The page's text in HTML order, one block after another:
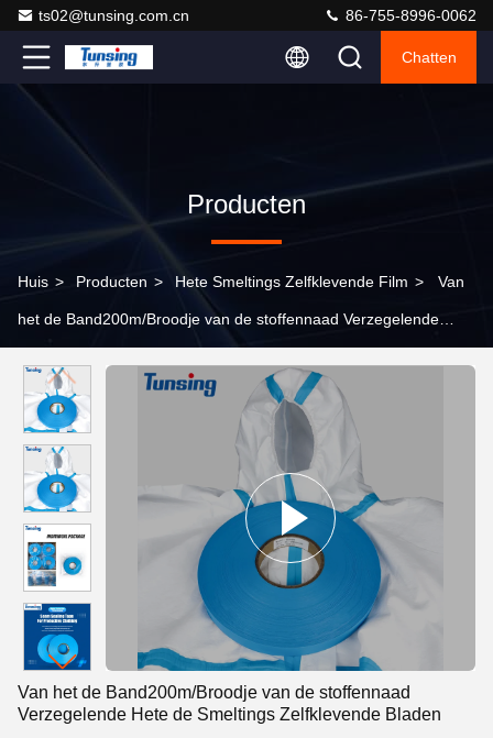
ts02@tunsing.com.cn 86-755-8996-0062
Chatten
Producten
Huis > Producten > Hete Smeltings Zelfklevende Film > Van
het de Band200m/Broodje van de stoffennaad Verzegelende
Van het de Band200m/Broodje van de stoffennaad
Verzegelende Hete de Smeltings Zelfklevende Bladen